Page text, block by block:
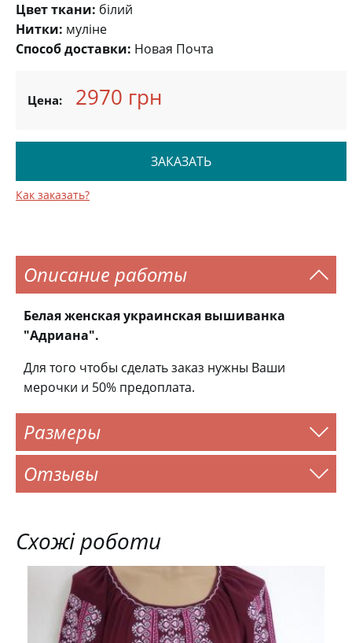
Цвет ткани: білий
Нитки: муліне
Способ доставки: Новая Почта
Цена: 2970 грн
ЗАКАЗАТЬ
Как заказать?
Описание работы
Белая женская украинская вышиванка
"Адриана".
Для того чтобы сделать заказ нужны Ваши
мерочки и 50% предоплата.
Размеры
Отзывы
Схожі роботи